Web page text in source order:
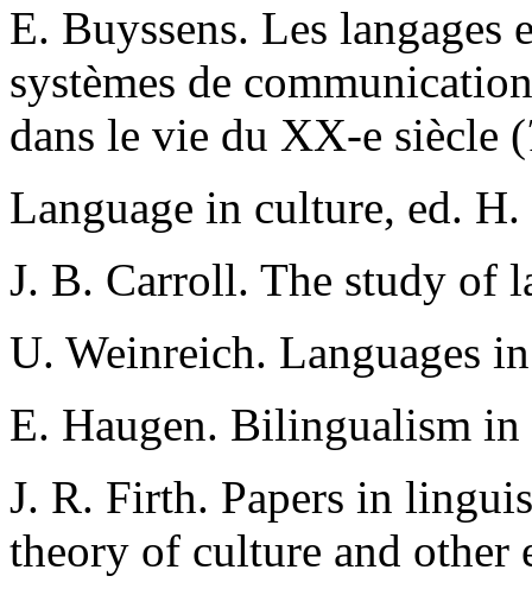
Е. Вuyssens. Les
systèmes de
dans le vie du XX-e siècle (
Language in culture, ed.
J. B. Carroll. The study of
U. Weinreich. Languages
Е. Haugen. Bilingualism in
J. R. Firth. Papers in
theory of culture and other